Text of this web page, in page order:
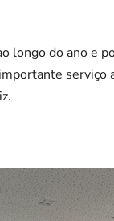
longo do ano e
serviço